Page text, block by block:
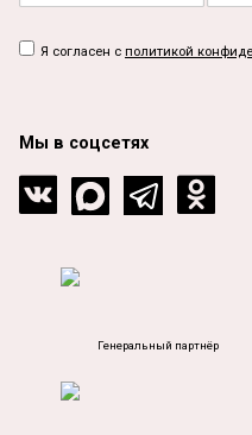
Я согласен с политикой
Мы в соцсетях
Генеральный партнёр